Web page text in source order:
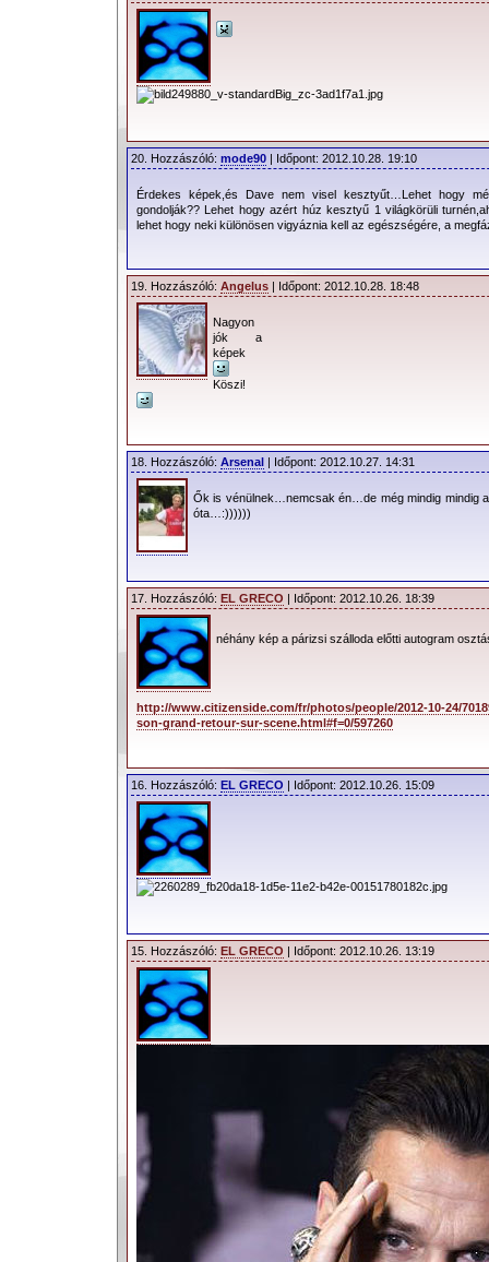
20. Hozzászóló: mode90 | Időpont: 2012.10.28. 19:10
Érdekes képek,és Dave nem visel kesztyűt…Lehet hogy
gondolják?? Lehet hogy azért húz kesztyű 1 világkörüli
lehet hogy neki különösen vigyáznia kell az egészségére, a
19. Hozzászóló: Angelus | Időpont: 2012.10.28. 18:48
Nagyon
jók a
képek
Köszi!
18. Hozzászóló: Arsenal | Időpont: 2012.10.27. 14:31
Ők is vénülnek…nemcsak én…de még mindig mindig
óta…:))))))
17. Hozzászóló: EL GRECO | Időpont: 2012.10.26. 18:39
néhány kép a párizsi szálloda előtti autogram
http://www.citizenside.com/fr/photos/people/2012-10-24/
son-grand-retour-sur-scene.html#f=0/597260
16. Hozzászóló: EL GRECO | Időpont: 2012.10.26. 15:09
15. Hozzászóló: EL GRECO | Időpont: 2012.10.26. 13:19